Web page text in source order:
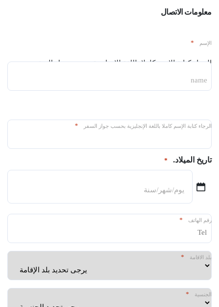
معلومات الاتصال
الإسم *
الرجاء كتابة الإسم كاملا باللغة الإنجليزية بحسب جواز السفر
الرجاء كتابة الإسم كاملا باللغة الإنجليزية بحسب جواز السفر *
تاريخ الميلاد. *
شرطة
مائلة
مائلة
رقم الهاتف *
بلد الاقامة *
الجنسية *